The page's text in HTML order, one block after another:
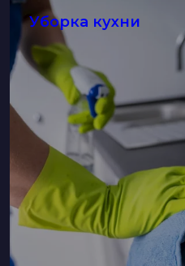
Уборка кухни